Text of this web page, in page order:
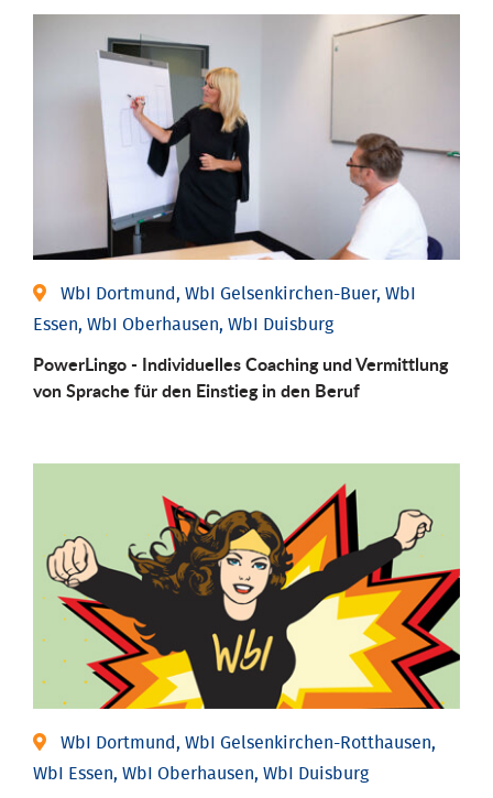
WbI Dortmund, WbI Gelsenkirchen-Buer, WbI
Essen, WbI Oberhausen, WbI Duisburg
PowerLingo - Individuelles Coaching und Vermittlung
von Sprache für den Einstieg in den Beruf
WbI Dortmund, WbI Gelsenkirchen-Rotthausen,
WbI Essen, WbI Oberhausen, WbI Duisburg